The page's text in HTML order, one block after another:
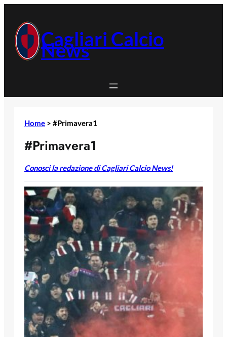
contenuto Cagliari Calcio
News
Home > #Primavera1
#Primavera1
Conosci la redazione di Cagliari Calcio News!